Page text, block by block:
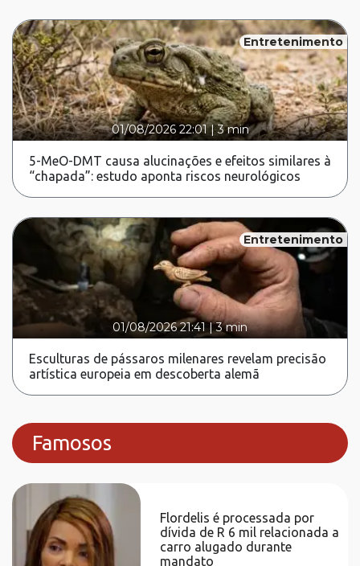
Entretenimento
01/08/2026 22:01|3 min
5-MeO-DMT causa alucinações e efeitos similares à
“chapada”: estudo aponta riscos neurológicos
Entretenimento
01/08/2026 21:41 |3 min
Esculturas de pássaros milenares revelam precisão
artística europeia em descoberta alemã
Famosos
Flordelis é processada por
dívida de R 6 mil relacionada a
carro alugado durante
mandato